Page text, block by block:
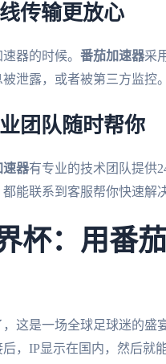
传输更放心
器的时候。 番茄加速器采
泄露，或者被第三方监控
团队随时帮你
速器有专业的技术团队提供
能联系到客服帮你快速解
杯：用番
这是一场全球足球迷的盛
后，IP显示在国内，然后就